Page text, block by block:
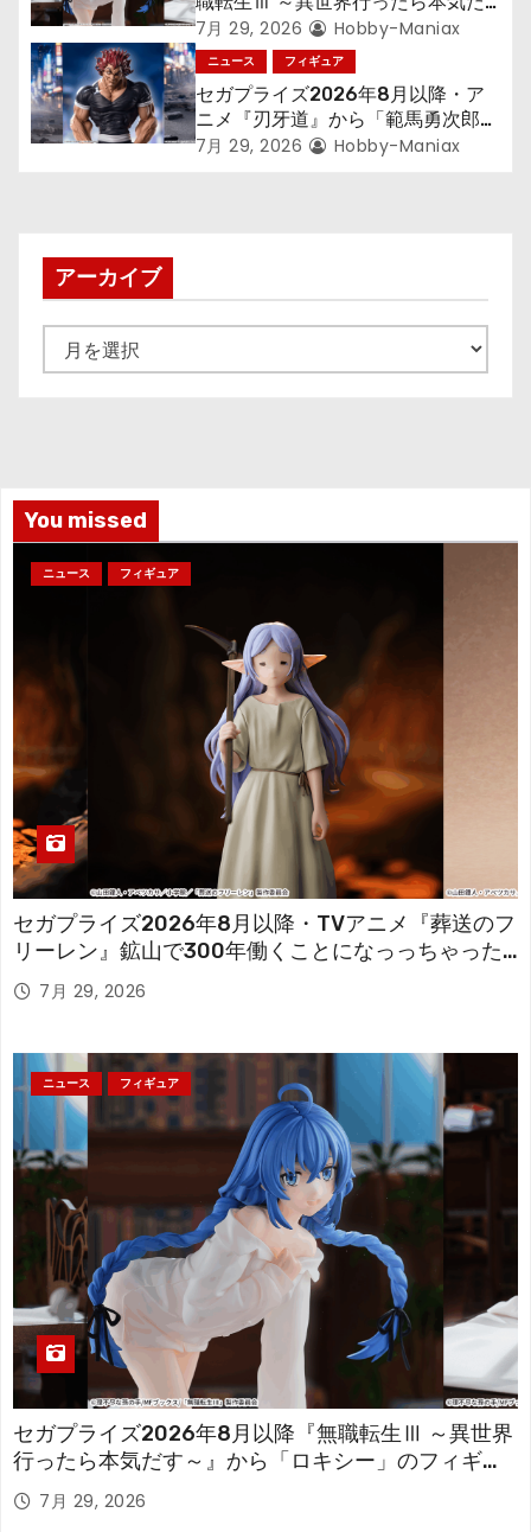
ン
す～』から「ロキシー」のフィギュ
アが登場！
7月 29, 2026 Hobby-Maniax
ニュース フィギュア
セガプライズ2026年8月以降・ア
ニメ『刃牙道』から「範馬勇次郎」
が登場ッッ!!
7月 29, 2026 Hobby-Maniax
アーカイブ
ー
You missed
ニュース フィギュア
セガプライズ2026年8月以降・TVアニメ『葬送のフ
リーレン』鉱山で300年働くことになっっちゃった
「フリーレン」を立体化！
7月 29, 2026
ニュース フィギュア
セガプライズ2026年8月以降『無職転生Ⅲ ～異世界
行ったら本気だす～』から「ロキシー」のフィギュ
アが登場！
7月 29, 2026